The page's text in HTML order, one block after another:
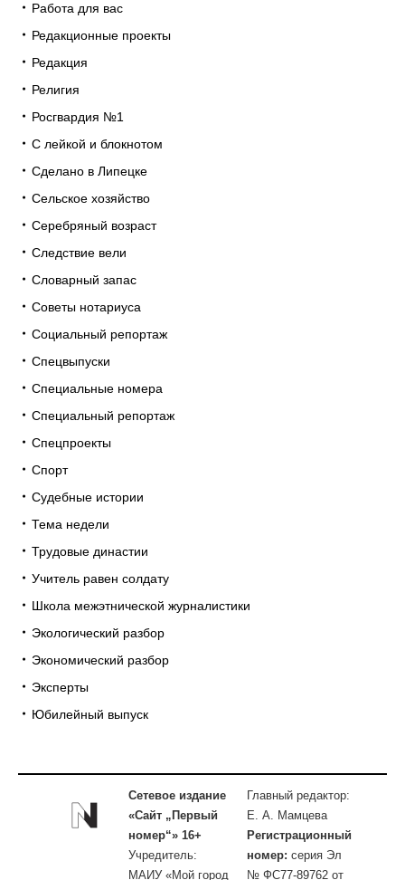
Работа для вас
Редакционные проекты
Редакция
Религия
Росгвардия №1
С лейкой и блокнотом
Сделано в Липецке
Сельское хозяйство
Серебряный возраст
Следствие вели
Словарный запас
Советы нотариуса
Социальный репортаж
Спецвыпуски
Специальные номера
Специальный репортаж
Спецпроекты
Спорт
Судебные истории
Тема недели
Трудовые династии
Учитель равен солдату
Школа межэтнической журналистики
Экологический разбор
Экономический разбор
Эксперты
Юбилейный выпуск
Сетевое издание
«Сайт „Первый
номер“» 16+
Учредитель:
МАИУ «Мой город
Главный редактор:
Е. А. Мамцева
Регистрационный
номер: серия Эл
№ ФС77-89762 от